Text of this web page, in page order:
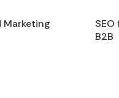
Marketing
SEO
B2B